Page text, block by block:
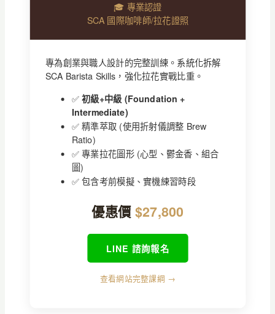
🎓 專業認證
SCA 國際咖啡師/拉花證照
專為創業與職人設計的完整訓練。系統化拆解
SCA Barista Skills，強化拉花實戰比重。
✅初級+中級 (Foundation +
Intermediate)
✅ 精準萃取 (使用折射儀調整 Brew
Ratio)
✅ 專業拉花圖形 (心型、鬱金香、組合
圖)
✅ 包含考前模擬、實機練習時段
優惠價$27,800
LINE 諮詢報名
查看網站完整課綱 →